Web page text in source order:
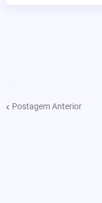
Postagem Anterior